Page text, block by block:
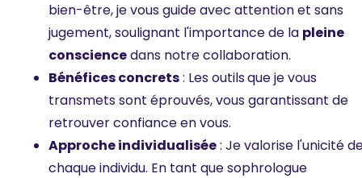
bien-être, je vous guide avec attention et sans
jugement, soulignant l'importance de la pleine
consciencedans notre collaboration.
Bénéfices concrets: Les outilsque je vous
transmets sont éprouvés, vous garantissant de
retrouver confiance en vous.
Approche individualisée: Je valorise l'unicité
chaque individu. En tant que sophrologue